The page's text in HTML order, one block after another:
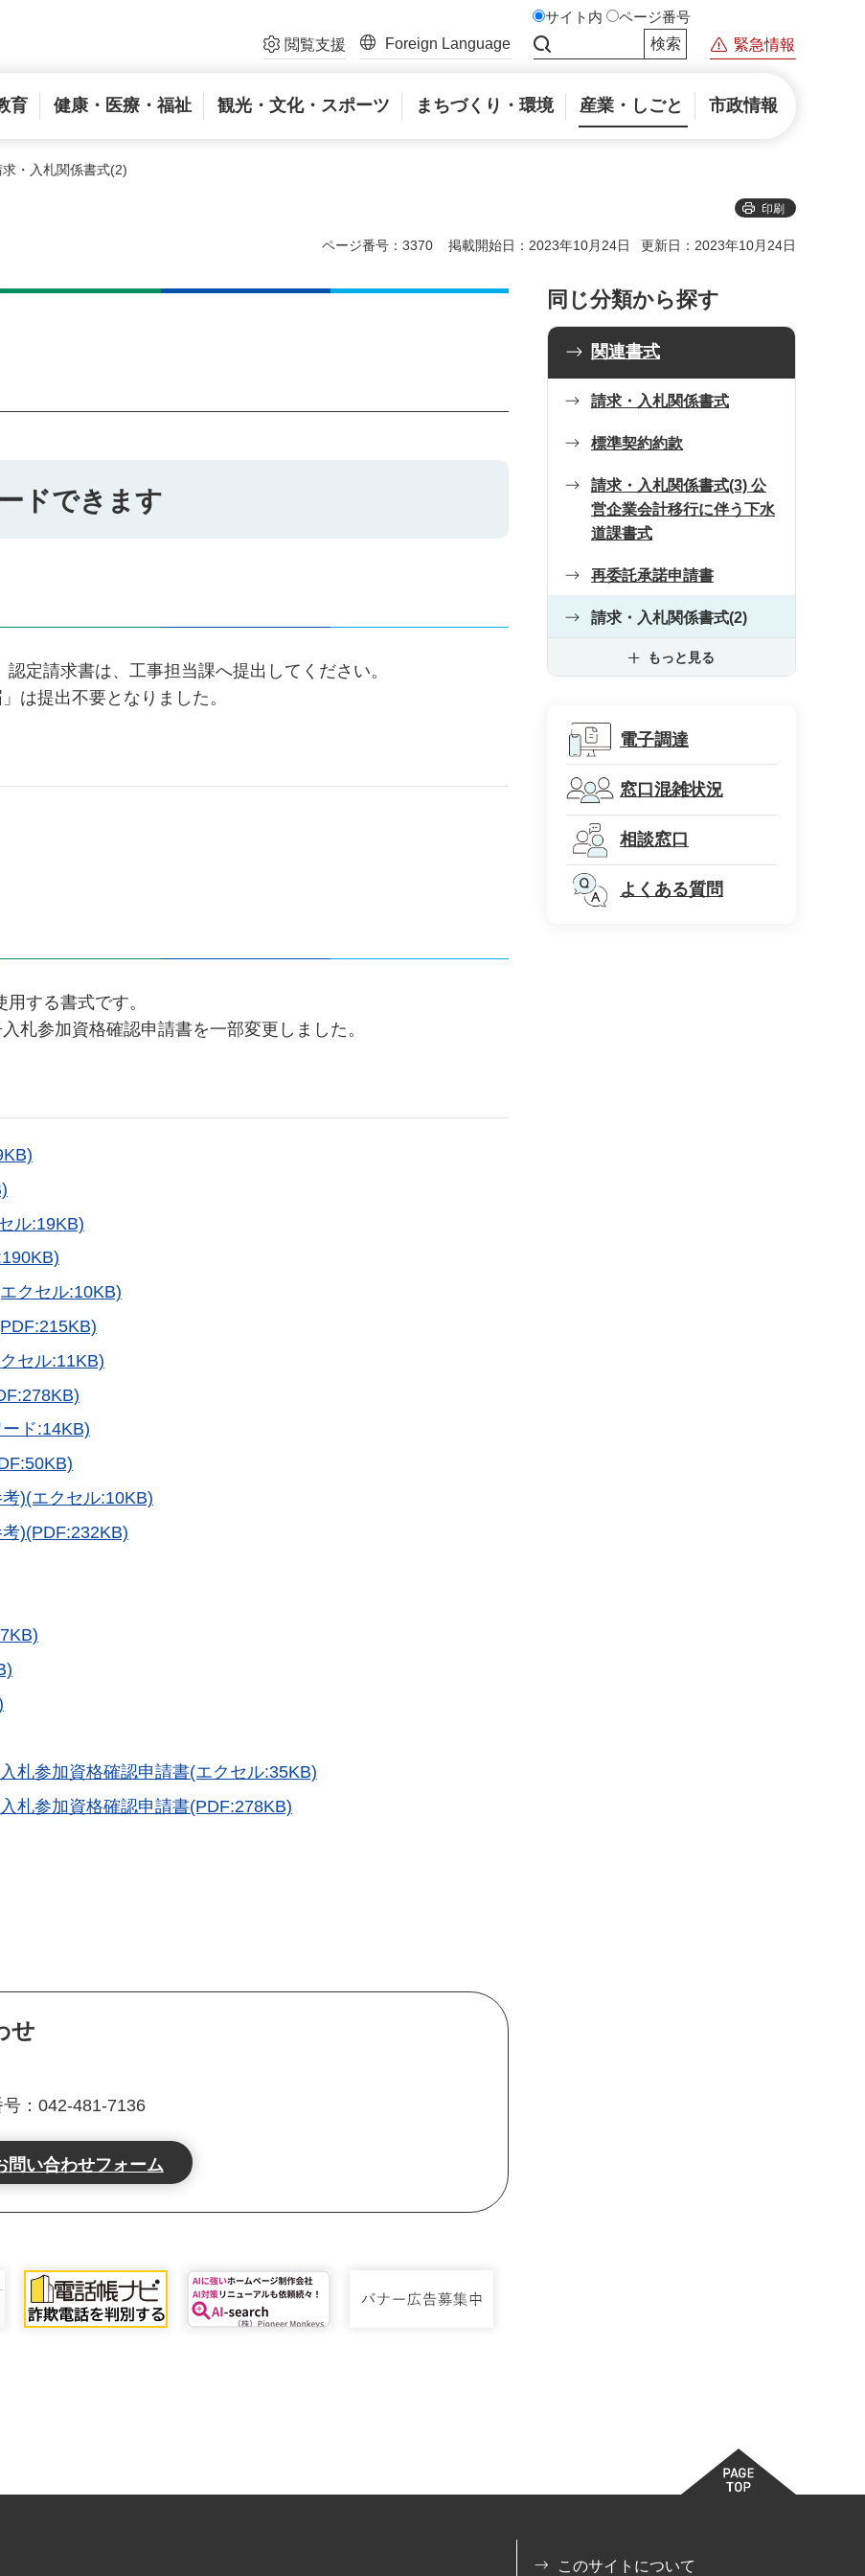
閲覧支援 Foreign Language
サイト内 ページ番号
緊急情報
育 健康・医療・福祉 観光・文化・スポーツ まちづくり・環境 産業・しごと 市政情報
求・入札関係書式(2)
印刷
ページ番号：3370 掲載開始日：2023年10月24日 更新日：2023年10月24日
ドできます
定請求書は、工事担当課へ提出してください。
は提出不要となりました。
する書式です。
札参加資格確認申請書を一部変更しました。
ル:19KB)
クセル:10KB)
セル:11KB)
ド:14KB)
)(エクセル:10KB)
)(PDF:232KB)
札参加資格確認申請書(エクセル:35KB)
札参加資格確認申請書(PDF:278KB)
せ
：042-481-7136
同じ分類から探す
関連書式
請求・入札関係書式
標準契約約款
請求・入札関係書式(3) 公
営企業会計移行に伴う下水
道課書式
再委託承諾申請書
請求・入札関係書式(2)
もっと見る
電子調達
窓口混雑状況
相談窓口
よくある質問
このサイトについて